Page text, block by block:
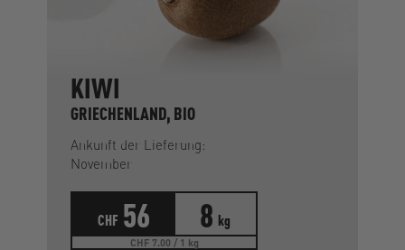
KIWI
GRIECHENLAND, BIO
Ankunft der Lieferung:
November
CHF 56 8 kg
CHF 7.00 / 1 kg